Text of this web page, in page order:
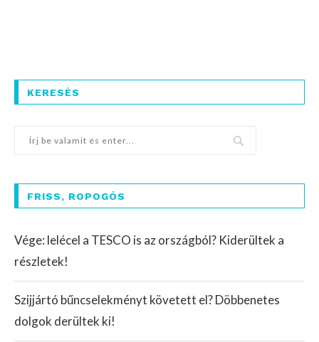
KERESÉS
FRISS, ROPOGÓS
Vége: lelécel a TESCO is az országból? Kiderültek a
részletek!
Szijjártó bűncselekményt követett el? Döbbenetes
dolgok derültek ki!